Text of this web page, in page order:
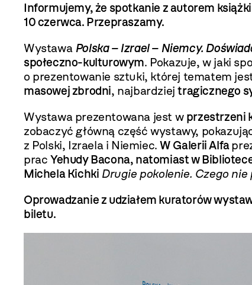
Informujemy, że spotkanie z autorem książki
10 czerwca. Przepraszamy.
Wystawa Polska – Izrael – Niemcy.
społeczno-kulturowym. Pokazuje, w jaki
o prezentowanie sztuki, której tematem
masowej zbrodni, najbardziejtragicznego
Wystawa prezentowana jest w przestrzeni
zobaczyć główną część wystawy,
z Polski, Izraela i Niemiec.W Galerii Alfa
prac Yehudy Bacona, natomiast w
Michela Kichki Drugie pokolenie. Czego
Oprowadzanie z udziałem kuratorów
biletu.